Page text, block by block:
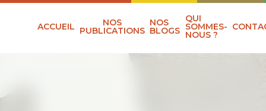
ACCUEIL NOS
PUBLICATIONS
NOS
BLOGS
QUI
SOMMES-
NOUS ?